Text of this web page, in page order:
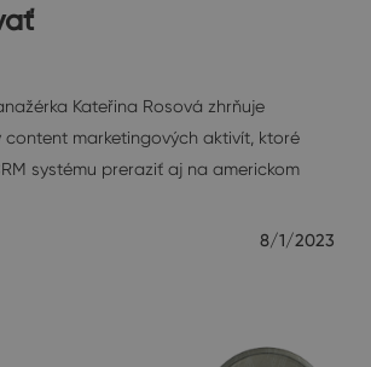
Kateřina Rosová zhrňuje
content marketingových aktivít, ktoré
systému preraziť aj na americkom
8/1/2023